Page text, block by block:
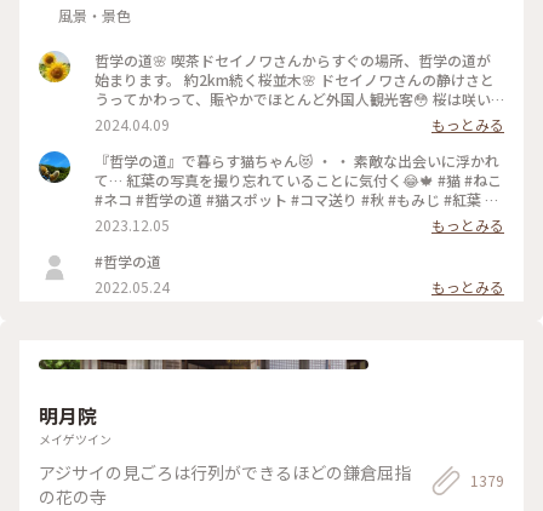
風景・景色
哲学の道🌸 喫茶ドセイノワさんからすぐの場所、哲学の道が
始まります。 約2km続く桜並木🌸 ドセイノワさんの静けさと
うってかわって、賑やかでほとんど外国人観光客😳 桜は咲い
ているのに異国を旅行しているような気分になります☺️ 途中
で霊鑑寺に寄りながら、気持ちのいいお散歩になりました🌸 #
哲学の道 #桜 #お花見 #京都 #春色さがし #電車旅
2024.04.09
もっとみる
『哲学の道』で暮らす猫ちゃん😻 ・ ・ 素敵な出会いに浮かれ
て… 紅葉の写真を撮り忘れていることに気付く😂🍁 #猫 #ねこ
#ネコ #哲学の道 #猫スポット #コマ送り #秋 #もみじ #紅葉 #
京都紅葉 #京都散策 #京都 #左京区 #岡崎エリア #kyoto #こと
りっぷ京都 #私のことりっぷ旅 #カフー
2023.12.05
もっとみる
#哲学の道
2022.05.24
もっとみる
明月院
メイゲツイン
アジサイの見ごろは行列ができるほどの鎌倉屈指
の花の寺
1379